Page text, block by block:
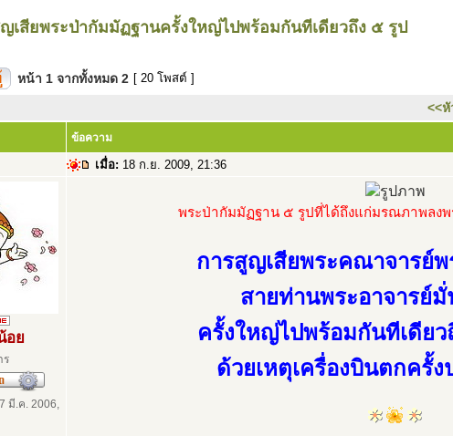
เสียพระป่ากัมมัฏฐานครั้งใหญ่ไปพร้อมกันทีเดียวถึง ๕ รูป
หน้า 1 จากทั้งหมด 2 [ 20 โพสต์ ]
<<
ข้อความ
เมื่อ: 18 ก.ย. 2009, 21:36
อย
ร
มี.ค. 2006,
พระป่ากัมมัฏฐาน ๕ รูปที่ได้ถึงแก่มรณภาพลงพ
การสูญเสียพระคณาจารย์
สายท่านพระอาจารย์
ครั้งใหญ่ไปพร้อมกันทีเดีย
ด้วยเหตุเครื่องบินตกครั้